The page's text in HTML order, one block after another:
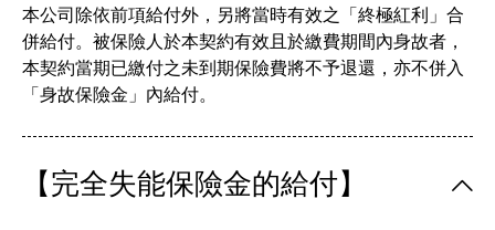
本公司除依前項給付外，另將當時有效之「終極紅利」合
併給付。被保險人於本契約有效且於繳費期間內身故者，
本契約當期已繳付之未到期保險費將不予退還，亦不併入
「身故保險金」內給付。
【完全失能保險金的給付】